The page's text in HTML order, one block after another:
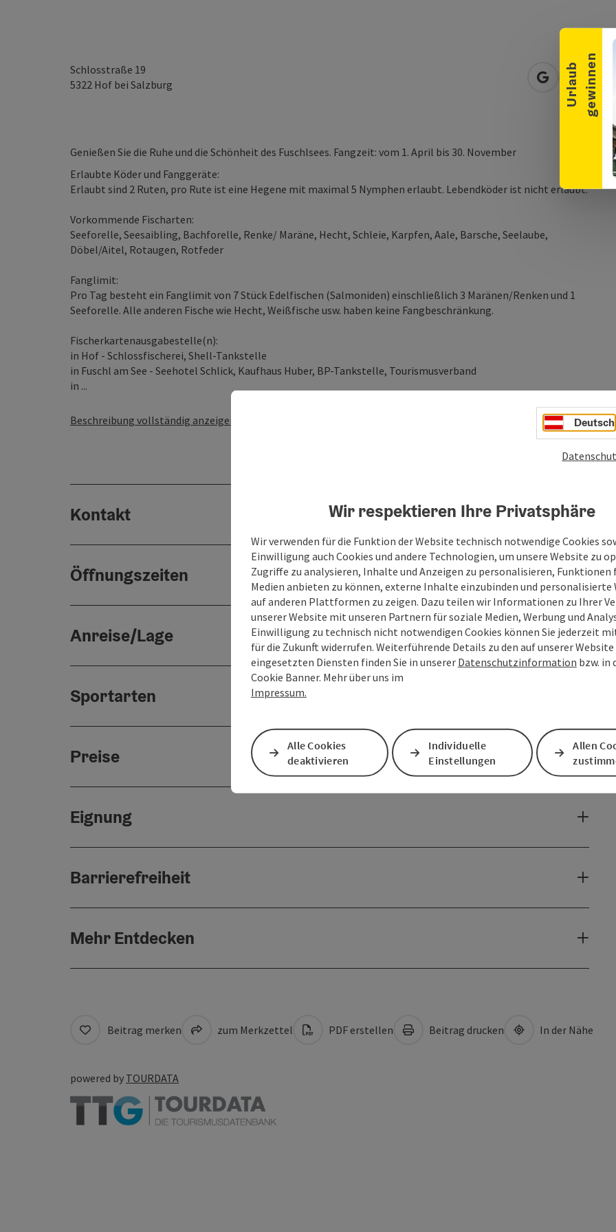
U
r
l
a
u
b
g
e
w
i
n
n
e n
Banner einklappen
Schlosstraße 19
5322 Hof bei Salzburg in Google
in
Genießen Sie die Ruhe und die Schönheit des Fuschlsees. Fangzeit: vom 1. April bis 30. November
Erlaubte Köder und Fanggeräte:
Erlaubt sind 2 Ruten, pro Rute ist eine Hegene mit maximal 5 Nymphen erlaubt. Lebendköder ist nicht erlaubt.
Vorkommende Fischarten:
Seeforelle, Seesaibling, Bachforelle, Renke/ Maräne, Hecht, Schleie, Karpfen, Aale, Barsche, Seelaube,
Döbel/Aitel, Rotaugen, Rotfeder
Fanglimit:
Pro Tag besteht ein Fanglimit von 7 Stück Edelfischen (Salmoniden) einschließlich 3 Maränen/Renken und 1
Seeforelle. Alle anderen Fische wie Hecht, Weißfische usw. haben keine Fangbeschränkung.
Fischerkartenausgabestelle(n):
in Hof - Schlossfischerei, Shell-Tankstelle
in Fuschl am See - Seehotel Schlick, Kaufhaus Huber, BP-Tankstelle, Tourismusverband
in ...
Beschreibung vollständig anzeigen
Kontakt
Öffnungszeiten
Anreise/Lage
Sportarten
Preise
Eignung
Barrierefreiheit
Mehr Entdecken
Beitrag merken zum Merkzettel PDF erstellen Beitrag drucken In der Nähe
powered by TOURDATA
Deutsch
Wir respektieren Ihre Privatsphäre
Wir verwenden für die Funktion der Website technisch notwendige Cookies
Einwilligung auch Cookies und andere Technologien, um unsere Website zu
Zugriffe zu analysieren, Inhalte und Anzeigen zu personalisieren, Funktionen
Medien anbieten zu können, externe Inhalte einzubinden und personalisierte
auf anderen Plattformen zu zeigen. Dazu teilen wir Informationen zu Ihrer
unserer Website mit unseren Partnern für soziale Medien, Werbung und
Einwilligung zu technisch nicht notwendigen Cookies können Sie jederzeit
für die Zukunft widerrufen. Weiterführende Details zu den auf unserer Website
eingesetzten Diensten finden Sie in unserer Datenschutzinformation bzw. in
Cookie Banner. Mehr über uns im
Impressum.
Alle Cookies
deaktivieren
Individuelle
Einstellungen
Allen